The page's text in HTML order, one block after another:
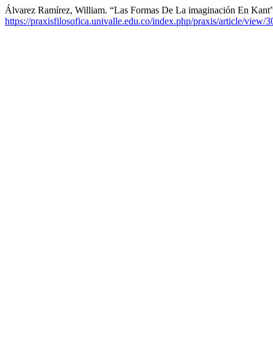
Álvarez Ramírez, William. “Las Formas De La imaginación En
https://praxisfilosofica.univalle.edu.co/index.php/praxis/article/view/